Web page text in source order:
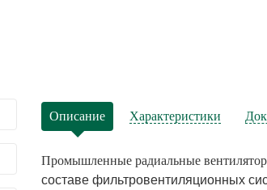
Описание Характеристики
Промышленные радиальные
составе фильтровентиляционных